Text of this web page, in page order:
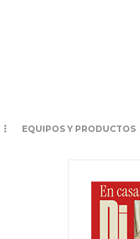
EQUIPOS Y PRODUCTOS